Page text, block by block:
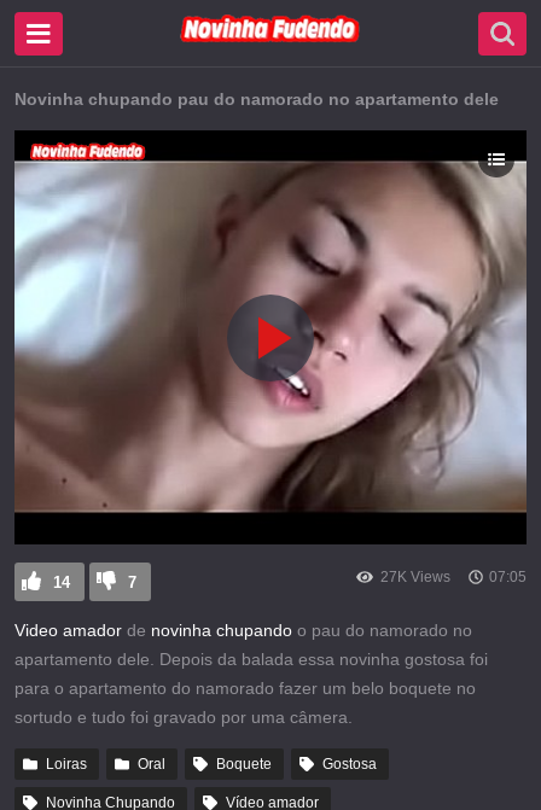
Novinha chupando pau do namorado no apartamento dele
14 7 27K Views 07:05
Video amador de novinha chupando o pau do namorado no
apartamento dele. Depois da balada essa novinha gostosa foi
para o apartamento do namorado fazer um belo boquete no
sortudo e tudo foi gravado por uma câmera.
Loiras Oral Boquete Gostosa
Novinha Chupando Vídeo amador